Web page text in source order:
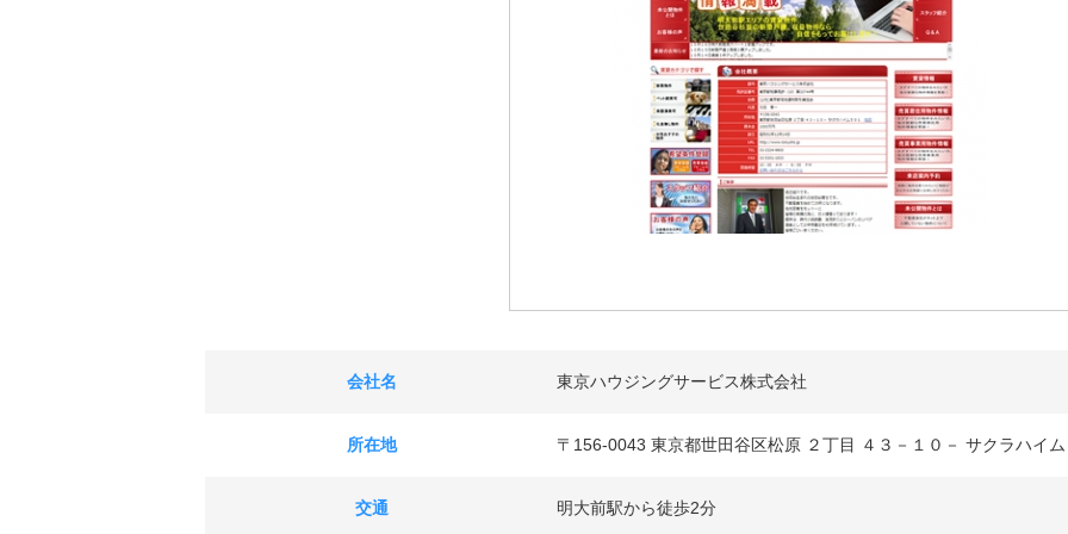
会社名 東京ハウジングサービス株式会社
所在地 〒156-0043 東京都世田谷区松原 ２丁目 ４３－１０－ サクラハイ
交通 明大前駅から徒歩2分